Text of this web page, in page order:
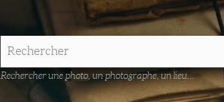
Rechercher une photo, un photographe, un lieu...